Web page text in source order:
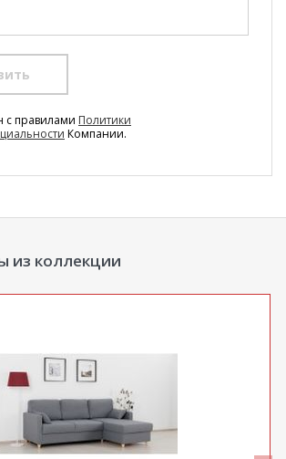
c правилами Политики
Компании.
из коллекции